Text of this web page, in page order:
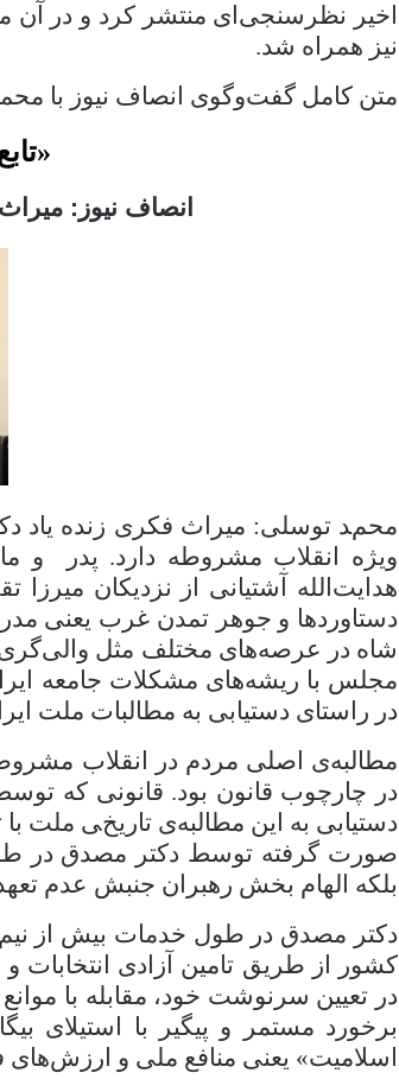
اخیر نظرسنجی‌ای منتشر کرد و در آن
نیز همراه شد.
متن کامل گفت‌وگوی انصاف نیوز با
انصاف نیوز:
محمد توسلی: میراث فکری زنده یاد
ویژه انقلاب مشروطه دارد. پدر و
هدایت‌الله آشتیانی از نزدیکان
دستاوردها و جوهر تمدن غرب یعنی
شاه در عرصه‌های مختلف مثل والی‌گری
مجلس با ریشه‌های مشکلات جامعه
در راستای دستیابی به مطالبات ملت
مطالبه‌ی اصلی مردم در انقلاب
در چارچوب قانون بود. قانونی که
دستیابی به این مطالبه‌ی تاریخی ملت
صورت گرفته توسط دکتر مصدق در
بلکه الهام بخش رهبران جنبش عدم
دكتر مصدق در طول خدمات بيش از
كشور از طريق تامين آزادی
در تعيين سرنوشت خود، مقابله با
برخورد مستمر و پيگير با استيلای
اسلامیت» یعنی منافع ملی و ارزش‌های